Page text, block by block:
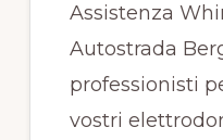
Assistenza
Autostrada
professionisti
vostri